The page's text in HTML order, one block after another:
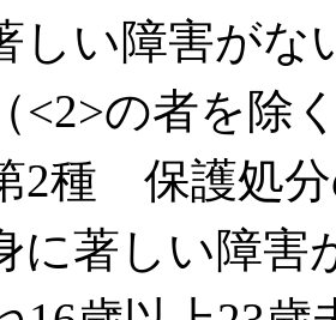
しい障害がな
<2>の者を除
種 保護処分
に著しい障害